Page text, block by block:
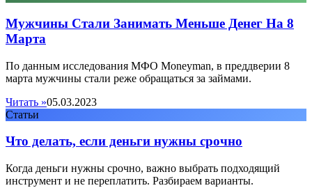
Мужчины Стали Занимать Меньше Денег На 8
Марта
По данным исследования МФО Moneyman, в преддверии 8
марта мужчины стали реже обращаться за займами.
Читать »05.03.2023
Статьи
Что делать, если деньги нужны срочно
Когда деньги нужны срочно, важно выбрать подходящий
инструмент и не переплатить. Разбираем варианты.